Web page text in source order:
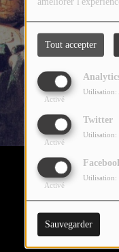
Tout accepter
Activé
Utilisation:
Twitter
Activé
Utilisation:
Activé
Utilisation:
Sauvegarder